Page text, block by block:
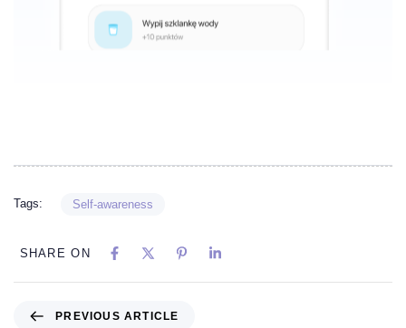
Tags: Self-awareness
SHARE ON
PREVIOUS ARTICLE